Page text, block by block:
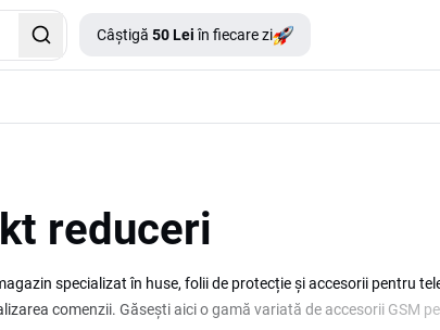
Câștigă 50 Lei în fiecare zi
reduceri
specializat în huse, folii de protecție și accesorii pentru
comenzii. Găsești aici o gamă variată de accesorii GSM